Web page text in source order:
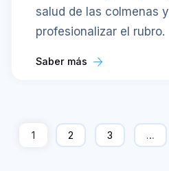
salud de las colmenas y
profesionalizar el rubro.
Saber más
1 2 3 …